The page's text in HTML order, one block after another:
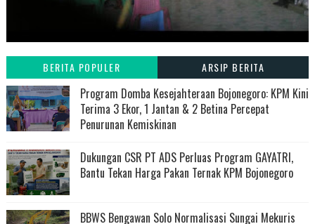
BERITA POPULER ARSIP BERITA
Program Domba Kesejahteraan Bojonegoro: KPM Kini
Terima 3 Ekor, 1 Jantan & 2 Betina Percepat
Penurunan Kemiskinan
Dukungan CSR PT ADS Perluas Program GAYATRI,
Bantu Tekan Harga Pakan Ternak KPM Bojonegoro
BBWS Bengawan Solo Normalisasi Sungai Mekuris